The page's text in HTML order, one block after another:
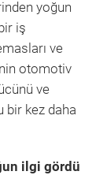
yoğun
iş
ve
otomotiv
ve
bir kez daha
ilgi gördü